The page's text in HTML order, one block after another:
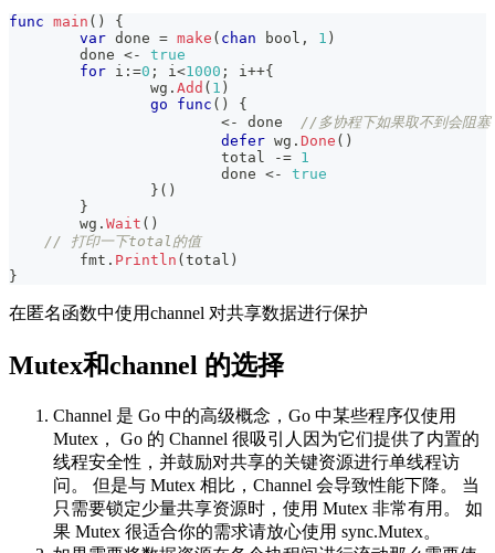
func main ( )
{
var done = make ( chan bool , 1 )
	done
<-
true
for i :=0 ; i <1000 ; i ++{
		wg
. Add ( 1 )
go
func ( )
{
<-
done
//多协程下如果取不到会阻塞
defer wg . Done ( )
			total
-= 1
			done
<-
true
} ( )
}
	wg
. Wait ( )
// 打印一下total的值
	fmt
. Println (total )
}
在匿名函数中使用channel 对共享数据进行保护
Mutex和channel 的选择
Channel 是 Go 中的高级概念，Go 中某些程序仅使用
Mutex， Go 的 Channel 很吸引人因为它们提供了内置的
线程安全性，并鼓励对共享的关键资源进行单线程访
问。 但是与 Mutex 相比，Channel 会导致性能下降。 当
只需要锁定少量共享资源时，使用 Mutex 非常有用。 如
果 Mutex 很适合你的需求请放心使用 sync.Mutex。